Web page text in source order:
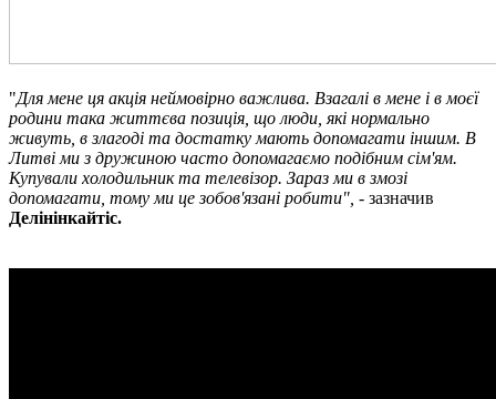
"Для мене ця акція неймовірно важлива. Взагалі в мене і в моєї
родини така життєва позиція, що люди, які нормально
живуть, в злагоді та достатку мають допомагати іншим. В
Литві ми з дружиною часто допомагаємо подібним сім'ям.
Купували холодильник та телевізор. Зараз ми в змозі
допомагати, тому ми це зобов'язані робити", - зазначив
Делінінкайтіс.